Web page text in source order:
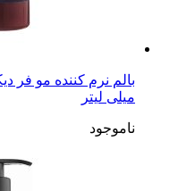
میلی لیتر
ناموجود